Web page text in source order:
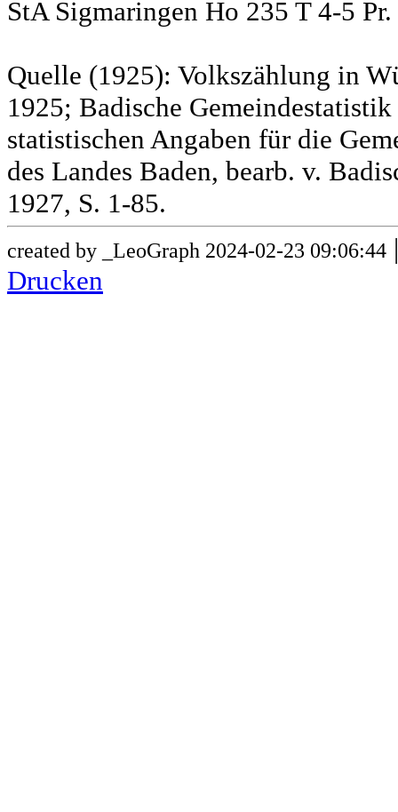
StA Sigmaringen Ho 235 T 4-5
Quelle (1925): Volkszählung in
1925; Badische
statistischen Angaben für die
des Landes Baden, bearb. v.
1927, S. 1-85.
created by _LeoGraph 2024-02-23 09:06:44
Drucken